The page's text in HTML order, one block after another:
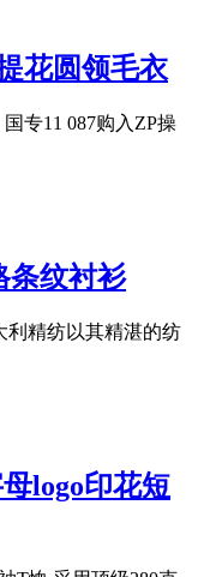
花圆领毛衣
专11 087购入ZP操
条纹衬衫
利精纺以其精湛的纺
logo印花短